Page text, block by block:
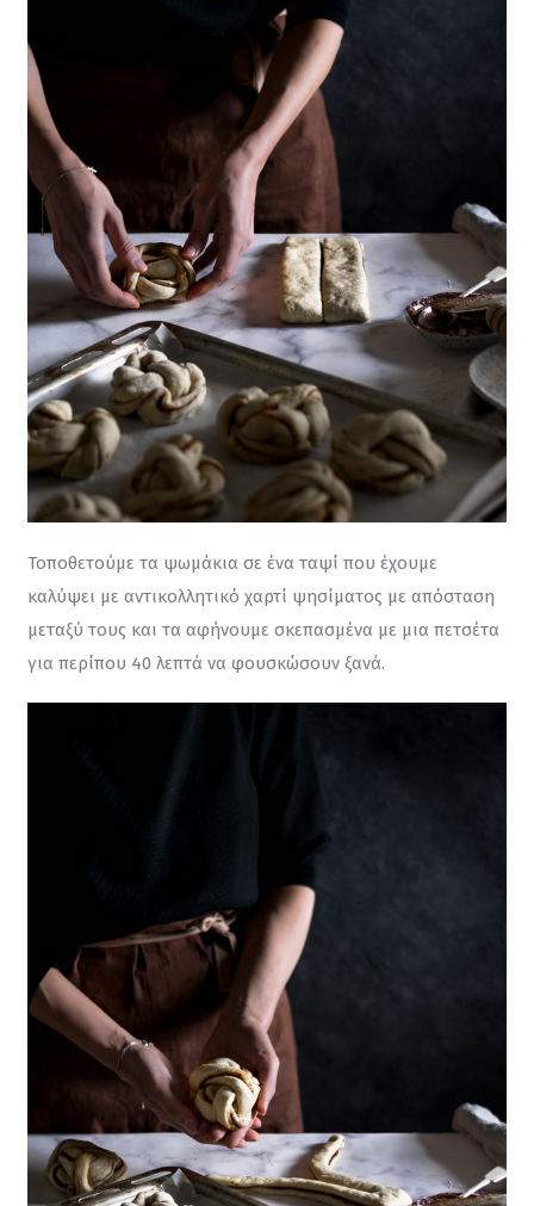
Τοποθετούμε τα ψωμάκια σε ένα ταψί που έχουμε
καλύψει με αντικολλητικό χαρτί ψησίματος με απόσταση
μεταξύ τους και τα αφήνουμε σκεπασμένα με μια πετσέτα
για περίπου 40 λεπτά να φουσκώσουν ξανά.